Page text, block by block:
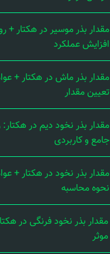
مقدار بذر موسیر در هکتار
افزایش عملکرد
مقدار بذر ماش در هکتار +
تعیین مقدار
مقدار بذر نخود دیم در هکتار:
جامع و کاربردی
مقدار بذر نخود در هکتار +
نحوه محاسبه
مقدار بذر نخود فرنگی در
موثر